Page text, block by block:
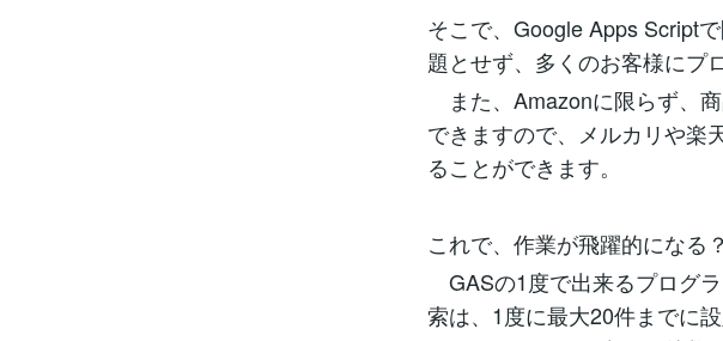
そこで、Google Apps Script
題とせず、多くのお客様にプ
また、Amazonに限らず、
できますので、メルカリや楽
ることができます。
これで、作業が飛躍的になる
GASの1度で出来るプログ
索は、1度に最大20件までに